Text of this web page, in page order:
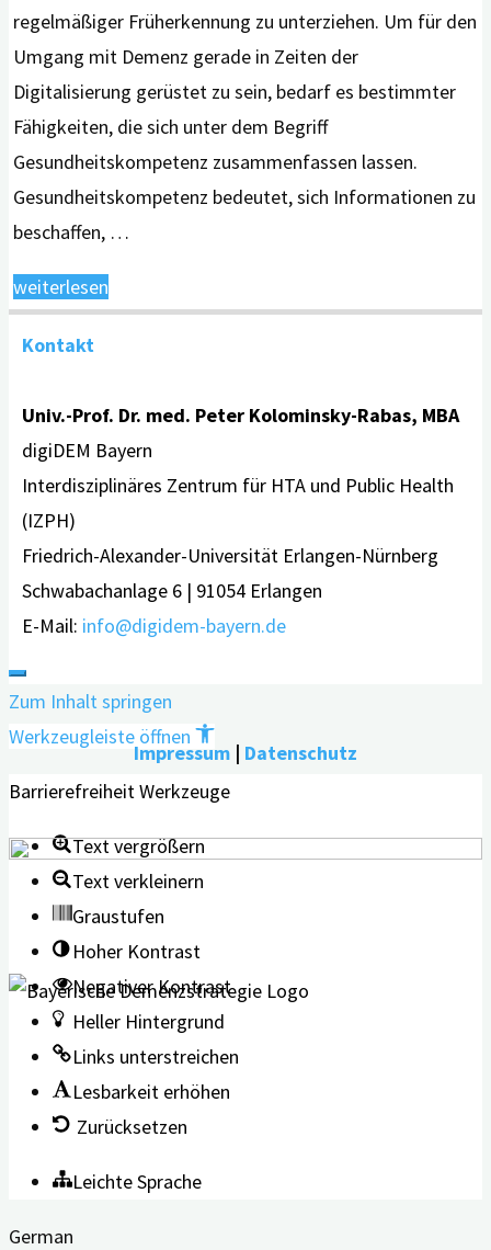
regelmäßiger Früherkennung zu unterziehen. Um für den
Umgang mit Demenz gerade in Zeiten der
Digitalisierung gerüstet zu sein, bedarf es bestimmter
Fähigkeiten, die sich unter dem Begriff
Gesundheitskompetenz zusammenfassen lassen.
Gesundheitskompetenz bedeutet, sich Informationen zu
beschaffen, …
weiterlesen
Gesundheitskompetenz
Demenzdiagnose"
Kontakt
Univ.-Prof. Dr. med. Peter Kolominsky-Rabas, MBA
digiDEM Bayern
Interdisziplinäres Zentrum für HTA und Public Health
(IZPH)
Friedrich-Alexander-Universität Erlangen-Nürnberg
Schwabachanlage 6 | 91054 Erlangen
E-Mail: info@digidem-bayern.de
Impressum | Datenschutz
Zum Inhalt springen
Werkzeugleiste öffnen
Barrierefreiheit Werkzeuge
Text vergrößern
Text verkleinern
Graustufen
Hoher Kontrast
Negativer Kontrast
Heller Hintergrund
Links unterstreichen
Lesbarkeit erhöhen
Zurücksetzen
Leichte Sprache
German